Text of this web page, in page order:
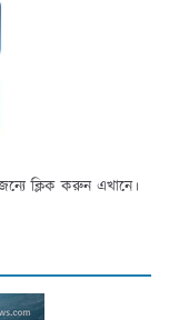
ক্লিক করুন এখানে।